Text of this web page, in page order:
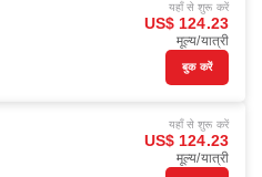
यहाँ से शुरू करें
US$ 124.23
मूल्य/यात्री
बुक करें
यहाँ से शुरू करें
US$ 124.23
मूल्य/यात्री